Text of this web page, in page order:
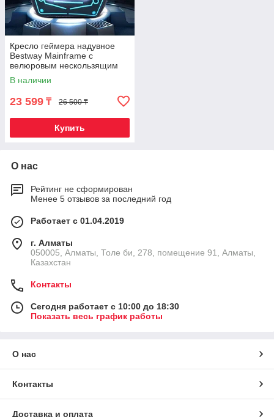
Кресло геймера надувное
Bestway Mainframe с
велюровым нескользящим
покрытием
В наличии
23 599 ₸ 26 500 ₸
Купить
О нас
Рейтинг не сформирован
Менее 5 отзывов за последний год
Работает с 01.04.2019
г. Алматы
050005, Алматы, Толе би, 278, помещение 91, Алматы,
Казахстан
Контакты
Сегодня работает с 10:00 до 18:30
Показать весь график работы
О нас
Контакты
Доставка и оплата